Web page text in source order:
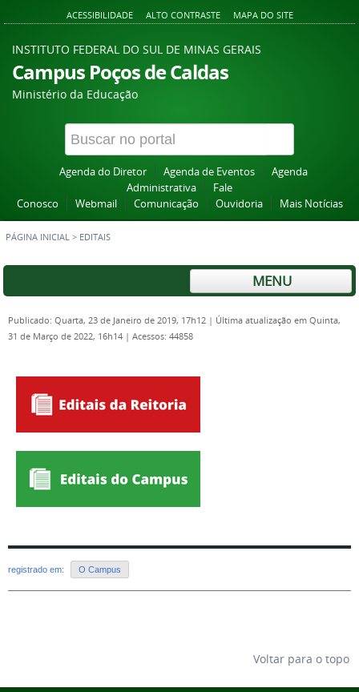
ACESSIBILIDADE ALTO CONTRASTE MAPA DO SITE
INSTITUTO FEDERAL DO SUL DE MINAS GERAIS
Campus Poços de Caldas
Ministério da Educação
Agenda do Diretor Agenda de Eventos
Agenda
Administrativa
Fale
Conosco
Webmail Comunicação Ouvidoria Mais Notícias
PÁGINA INICIAL > EDITAIS
MENU
Publicado: Quarta, 23 de Janeiro de 2019, 17h12 | Última atualização em Quinta,
31 de Março de 2022, 16h14 | Acessos: 44858
registrado em: O Campus
Voltar para o topo